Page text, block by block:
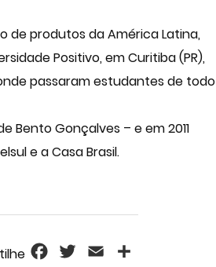
de produtos da América Latina,
Positivo, em Curitiba (PR),
passaram estudantes de todo
Bento Gonçalves – e em 2011
e a Casa Brasil.
FacebookTwitterEmail